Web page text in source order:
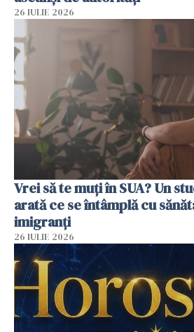
26 IULIE 2026
Vrei să te muți în SUA? Un
arată ce se întâmplă cu
imigranți
26 IULIE 2026